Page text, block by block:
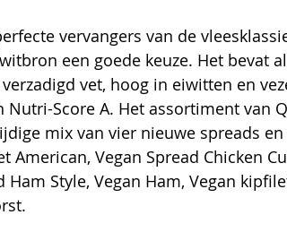
vervangers van de
een goede keuze. Het bevat
vet, hoog in eiwitten en
Score A. Het assortiment van
mix van vier nieuwe spreads
American, Vegan Spread Chicken
Ham Style, Vegan Ham, Vegan